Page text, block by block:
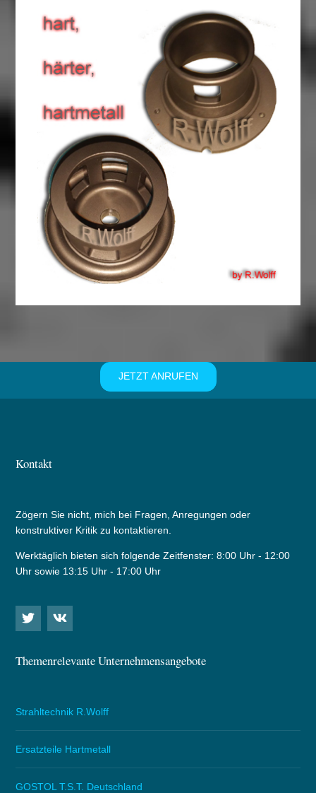
JETZT ANRUFEN
Kontakt
Zögern Sie nicht, mich bei Fragen, Anregungen oder
konstruktiver Kritik zu kontaktieren.
Werktäglich bieten sich folgende Zeitfenster: 8:00 Uhr - 12:00
Uhr sowie 13:15 Uhr - 17:00 Uhr
Themenrelevante Unternehmensangebote
Strahltechnik R.Wolff
Ersatzteile Hartmetall
GOSTOL T.S.T. Deutschland